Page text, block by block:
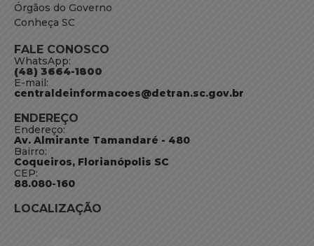
Órgãos do Governo
Conheça SC
FALE CONOSCO
WhatsApp:
(48) 3664-1800
E-mail:
centraldeinformacoes@detran.sc.gov.br
ENDEREÇO
Endereço:
Av. Almirante Tamandaré - 480
Bairro:
Coqueiros, Florianópolis SC
CEP:
88.080-160
LOCALIZAÇÃO